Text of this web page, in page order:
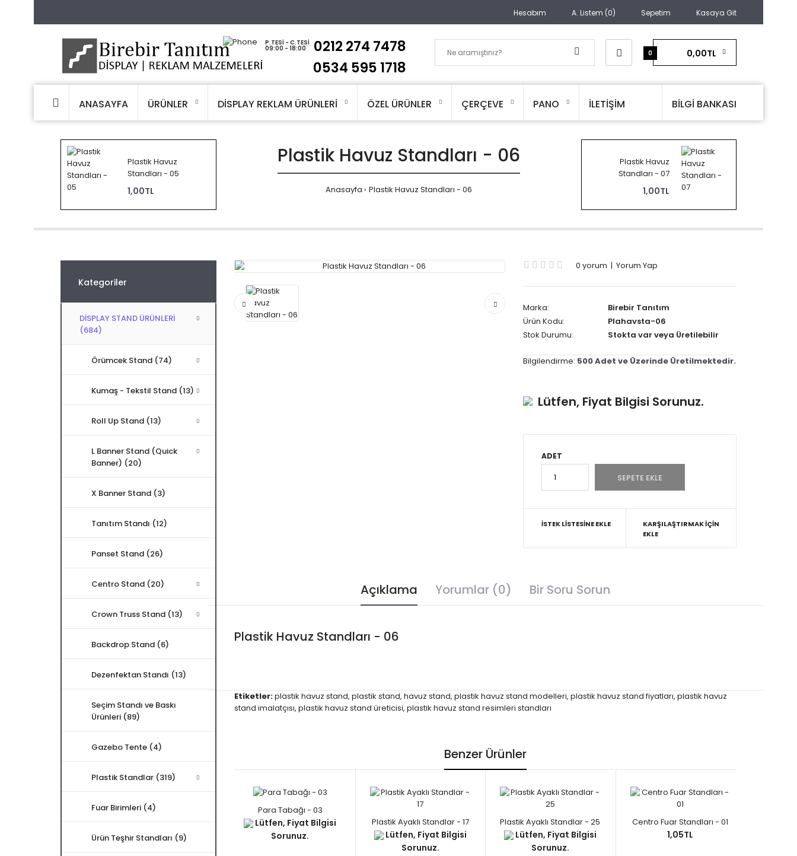
Hesabım A. Listem (0) Sepetim Kasaya Git
P.TESI - C.TESI
09:00 - 18:00
0212 274 7478
0534 595 1718
0 0,00TL
ANASAYFA ÜRÜNLER DİSPLAY REKLAM ÜRÜNLERİ ÖZEL ÜRÜNLER ÇERÇEVE PANO İLETİŞİM BİLGİ BANKASI
Plastik Havuz
Standları - 05
1,00TL
Plastik Havuz Standları - 06
Anasayfa Plastik Havuz Standları - 06
Plastik Havuz
Standları - 07
1,00TL
Kategoriler
DİSPLAY STAND ÜRÜNLERİ
(684)
Örümcek Stand (74)
Kumaş - Tekstil Stand (13)
Roll Up Stand (13)
L Banner Stand (Quick
Banner) (20)
X Banner Stand (3)
Tanıtım Standı (12)
Panset Stand (26)
Centro Stand (20)
Crown Truss Stand (13)
Backdrop Stand (6)
Dezenfektan Standı (13)
Seçim Standı ve Baskı
Ürünleri (89)
Gazebo Tente (4)
Plastik Standlar (319)
Fuar Birimleri (4)
Ürün Teşhir Standları (9)
0 yorum | Yorum Yap
Marka:
Birebir Tanıtım
Ürün Kodu:
Plahavsta-06
Stok Durumu:
Stokta var veya Üretilebilir
Bilgilendirme: 500 Adet ve Üzerinde Üretilmektedir.
Lütfen, Fiyat Bilgisi Sorunuz.
ADET
İSTEK LISTESINE EKLE
KARŞILAŞTIRMAK İÇIN
EKLE
Açıklama Yorumlar (0) Bir Soru Sorun
Plastik Havuz Standları - 06
Etiketler:plastik havuz stand, plastik stand, havuz stand, plastik havuz stand modelleri, plastik havuz stand fiyatları, plastik havuz
stand imalatçısı, plastik havuz stand üreticisi, plastik havuz stand resimleri standları
Benzer Ürünler
Para Tabağı - 03
Lütfen, Fiyat Bilgisi
Sorunuz.
Plastik Ayaklı Standlar - 17
Lütfen, Fiyat Bilgisi
Sorunuz.
Plastik Ayaklı Standlar - 25
Lütfen, Fiyat Bilgisi
Sorunuz.
Centro Fuar Standları - 01
1,05TL